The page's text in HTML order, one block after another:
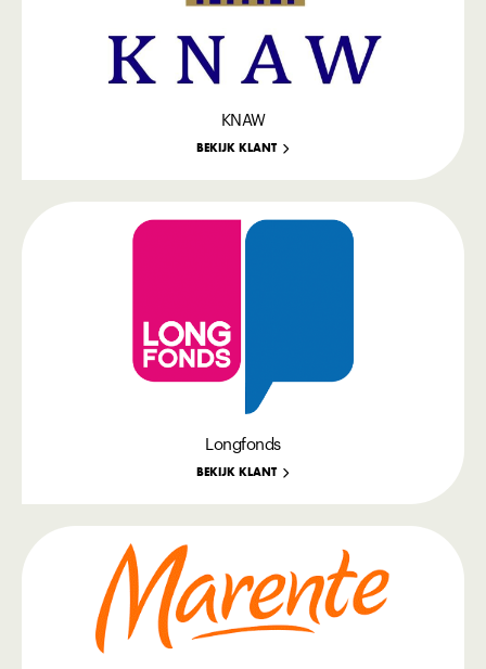
KNAW
BEKIJK KLANT
Longfonds
BEKIJK KLANT